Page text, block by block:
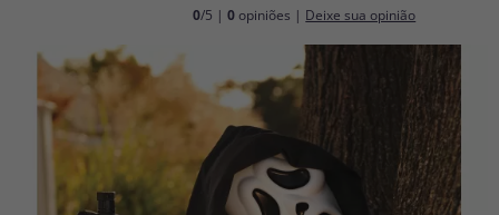
É a minha primeira vez
Sou novo
Ao criar uma conta em disfracestuyyo.pt
, você poderá fazer suas
compras rapidamente em nossa loja virtual, verificar o status de seus
pedidos e consultar suas operações anteriores.
Vá em frente! Estávamos esperando por você.
0/5 |0 opiniões | Deixe sua opinião